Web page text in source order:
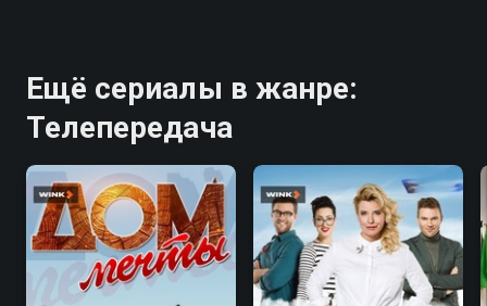
Ещё сериалы в жанре:
Телепередача